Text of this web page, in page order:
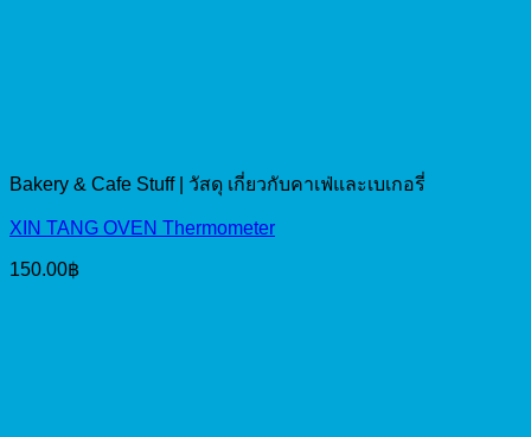
Bakery & Cafe Stuff | วัสดุ เกี่ยวกับคาเฟ่และเบเกอรี่
XIN TANG OVEN Thermometer
150.00฿